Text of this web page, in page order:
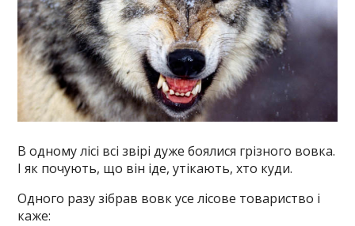
В одному лісі всі звірі дуже боялися грізного вовка.
І як почують, що він іде, утікають, хто куди.
Одного разу зібрав вовк усе лісове товариство і
каже: